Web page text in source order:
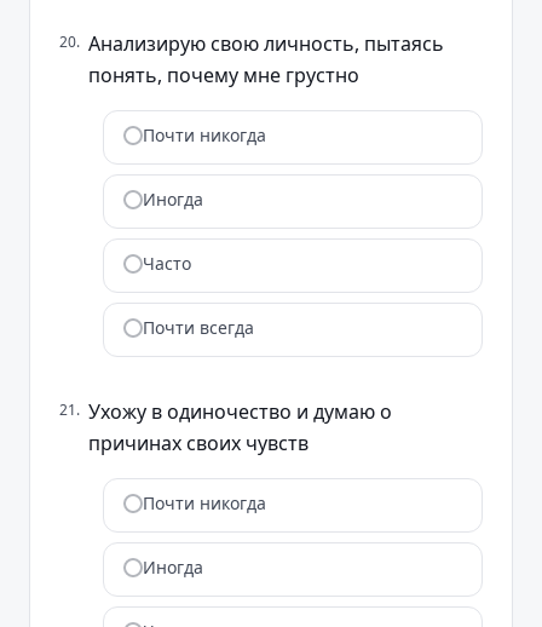
20. Анализирую свою личность, пытаясь
понять, почему мне грустно
Почти никогда
Иногда
Часто
Почти всегда
21. Ухожу в одиночество и думаю о
причинах своих чувств
Почти никогда
Иногда